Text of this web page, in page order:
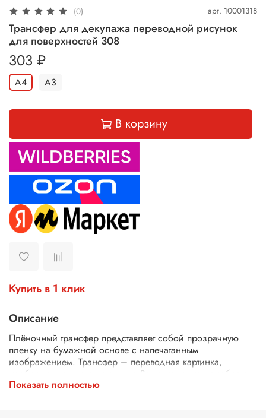
(0) арт. 10001318
Трансфер для декупажа переводной рисунок
для поверхностей 308
303 ₽
А4 А3
В корзину
Купить в 1 клик
Описание
Плёночный трансфер представляет собой прозрачную
пленку на бумажной основе с напечатанным
изображением. Трансфер – переводная картинка,
изображение, с его помощью Ваше изделие приобретет
неповторимость и уникальность. Трансферной бумагой
Показать полностью